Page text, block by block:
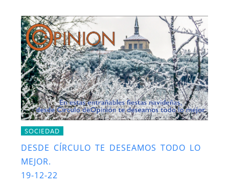
SOCIEDAD
DESDE CÍRCULO TE DESEAMOS TODO LO
MEJOR.
19-12-22